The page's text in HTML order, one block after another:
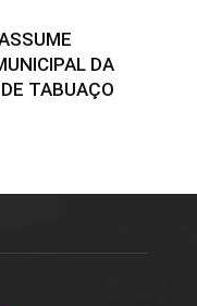
DA
TABUAÇO